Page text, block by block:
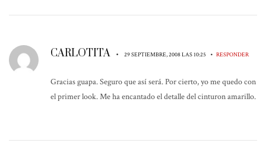
CARLOTITA • 29 SEPTIEMBRE, 2008 LAS 10:25 • RESPONDER
Gracias guapa. Seguro que así será. Por cierto, yo me quedo con
el primer look. Me ha encantado el detalle del cinturon amarillo.